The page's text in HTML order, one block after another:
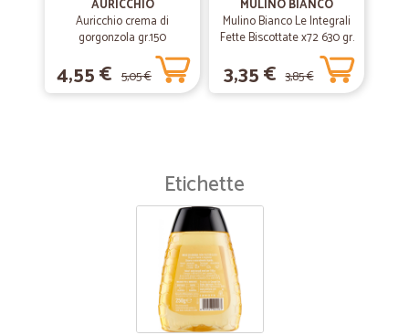
AURICCHIO
Auricchio crema di
gorgonzola gr.150
4,55 € 5,05 €
MULINO BIANCO
Mulino Bianco Le Integrali
Fette Biscottate x72 630 gr.
3,35 € 3,85 €
Etichette